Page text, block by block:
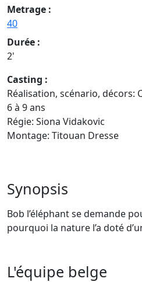
Metrage :
40
Durée :
2'
Casting :
Réalisation, scénario, décors:
6 à 9 ans
Régie: Siona Vidakovic
Montage: Titouan Dresse
Synopsis
Bob l’éléphant se demande
pourquoi la nature l’a doté
L'équipe belge